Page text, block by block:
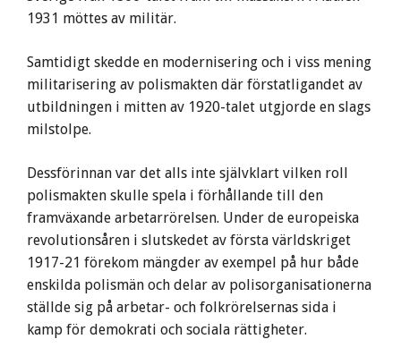
1931 möttes av militär.
Samtidigt skedde en modernisering och i viss mening
militarisering av polismakten där förstatligandet av
utbildningen i mitten av 1920-talet utgjorde en slags
milstolpe.
Dessförinnan var det alls inte självklart vilken roll
polismakten skulle spela i förhållande till den
framväxande arbetarrörelsen. Under de europeiska
revolutionsåren i slutskedet av första världskriget
1917-21 förekom mängder av exempel på hur både
enskilda polismän och delar av polisorganisationerna
ställde sig på arbetar- och folkrörelsernas sida i
kamp för demokrati och sociala rättigheter.